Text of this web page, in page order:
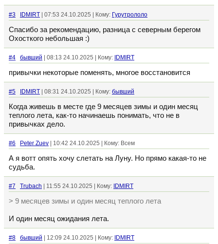
#3 IDMIRT | 07:53 24.10.2025 | Кому: Гурутрололо
Спасибо за рекомендацию, разница с северным берегом
Охосткого небольшая :)
#4 бывший | 08:13 24.10.2025 | Кому: IDMIRT
привычки некоторые поменять, многое восстановится
#5 IDMIRT | 08:31 24.10.2025 | Кому: бывший
Когда живешь в месте где 9 месяцев зимы и один месяц
теплого лета, как-то начинаешь понимать, что не в
привычках дело.
#6 Peter Zuev | 10:42 24.10.2025 | Кому: Всем
А я вотт опять хочу слетать на Луну. Но прямо какая-то не
судьба.
#7 Trubach | 11:55 24.10.2025 | Кому: IDMIRT
> 9 месяцев зимы и один месяц теплого лета
И один месяц ожидания лета.
#8 бывший | 12:09 24.10.2025 | Кому: IDMIRT